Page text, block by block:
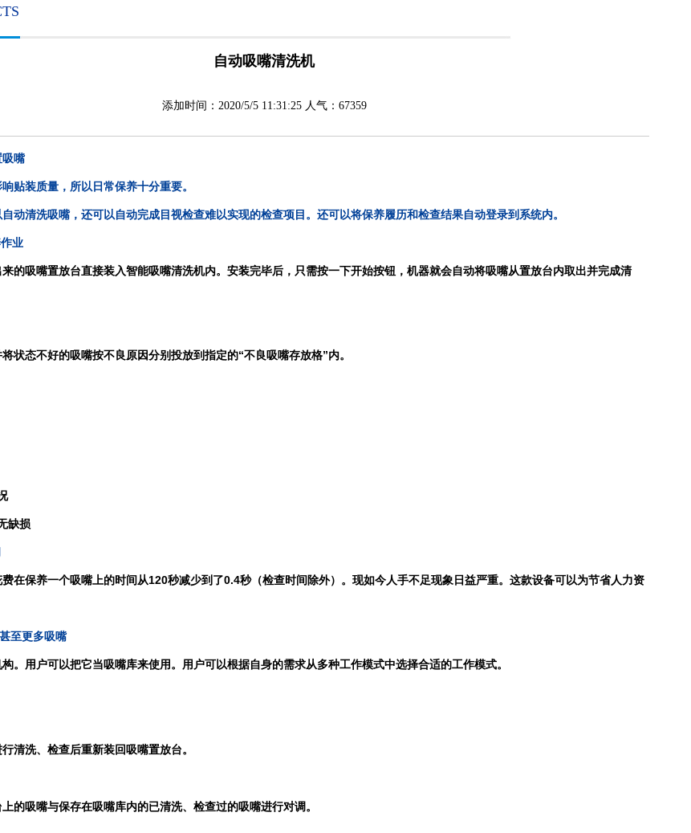
自动吸嘴清洗机
添加时间：2020/5/5 11:31:25 人气：67359
吸嘴
贴装质量，所以日常保养十分重要。
动清洗吸嘴，还可以自动完成目视检查难以实现的检查项目。还可以将保养履历和检查结果自动登录到系统内。
业
的吸嘴置放台直接装入智能吸嘴清洗机内。安装完毕后，只需按一下开始按钮，机器就会自动将吸嘴从置放台内取出并完成清
状态不好的吸嘴按不良原因分别投放到指定的“不良吸嘴存放格”内。
缺损
在保养一个吸嘴上的时间从120秒减少到了0.4秒（检查时间除外）。现如今人手不足现象日益严重。这款设备可以为节省人力资
至更多吸嘴
。用户可以把它当吸嘴库来使用。用户可以根据自身的需求从多种工作模式中选择合适的工作模式。
清洗、检查后重新装回吸嘴置放台。
的吸嘴与保存在吸嘴库内的已清洗、检查过的吸嘴进行对调。